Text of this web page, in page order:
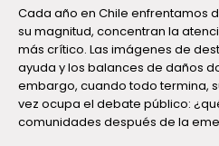
Cada año en Chile enfrentamos
su magnitud, concentran la
más crítico. Las imágenes de
ayuda y los balances de daños
embargo, cuando todo termina,
vez ocupa el debate público:
comunidades después de la